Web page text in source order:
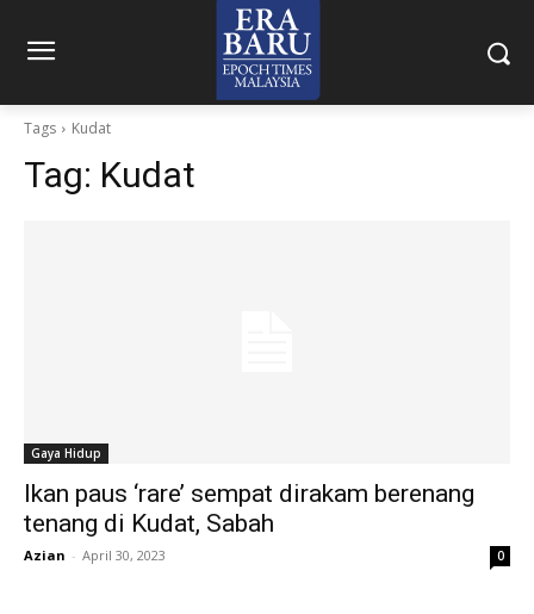
Tags Kudat
Tag: Kudat
Gaya Hidup
Ikan paus ‘rare’ sempat dirakam berenang
tenang di Kudat, Sabah
Azian - April 30, 2023 0